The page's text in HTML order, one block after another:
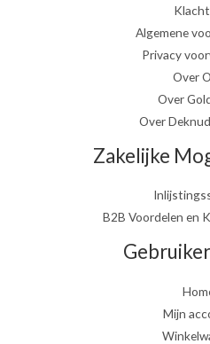
Algemene
Privacy
Over
Over
Over
Zakelijke
B2B Voordelen en
Mijn